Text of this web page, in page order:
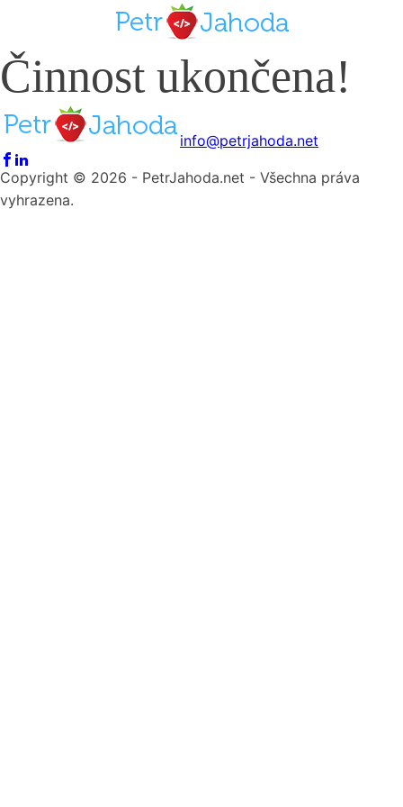
Činnost ukončena!
info@petrjahoda.net
Copyright © 2026 - PetrJahoda.net - Všechna práva
vyhrazena.